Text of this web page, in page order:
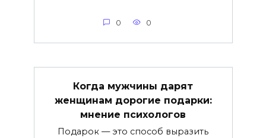
0 0
Когда мужчины дарят
женщинам дорогие подарки:
мнение психологов
Подарок — это способ выразить